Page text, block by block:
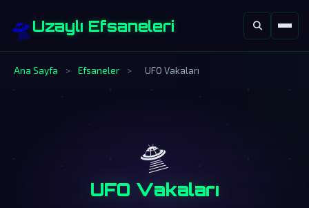
🛸Uzaylı Efsaneleri
Ana Sayfa > Efsaneler > UFO Vakaları
🛸
UFO Vakaları